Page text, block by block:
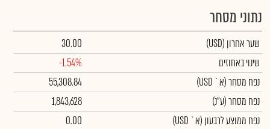
נתוני מסחר
שער אחרון (USD)
30.00
שינוי באחוזים
-1.54%
נפח מסחר(א` USD)
55,308.84
נפח מסחר(ע"נ)
1,843,628
נפח ממוצע לרבעון (א` USD)
0.00